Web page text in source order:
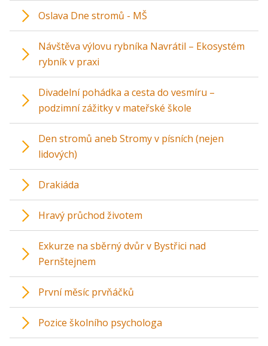
Oslava Dne stromů - MŠ
Návštěva výlovu rybníka Navrátil – Ekosystém
rybník v praxi
Divadelní pohádka a cesta do vesmíru –
podzimní zážitky v mateřské škole
Den stromů aneb Stromy v písních (nejen
lidových)
Drakiáda
Hravý průchod životem
Exkurze na sběrný dvůr v Bystřici nad
Pernštejnem
První měsíc prvňáčků
Pozice školního psychologa